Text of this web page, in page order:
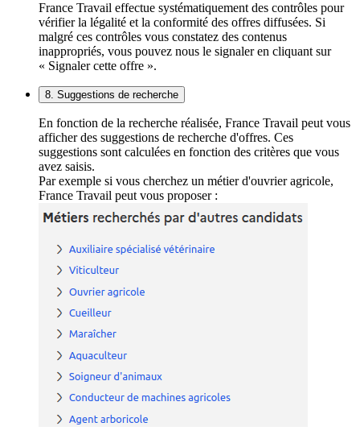
France Travail effectue systématiquement des contrôles pour
vérifier la légalité et la conformité des offres diffusées. Si
malgré ces contrôles vous constatez des contenus
inappropriés, vous pouvez nous le signaler en cliquant sur
« Signaler cette offre ».
8. Suggestions de recherche
En fonction de la recherche réalisée, France Travail peut vous
afficher des suggestions de recherche d'offres. Ces
suggestions sont calculées en fonction des critères que vous
avez saisis.
Par exemple si vous cherchez un métier d'ouvrier agricole,
France Travail peut vous proposer :